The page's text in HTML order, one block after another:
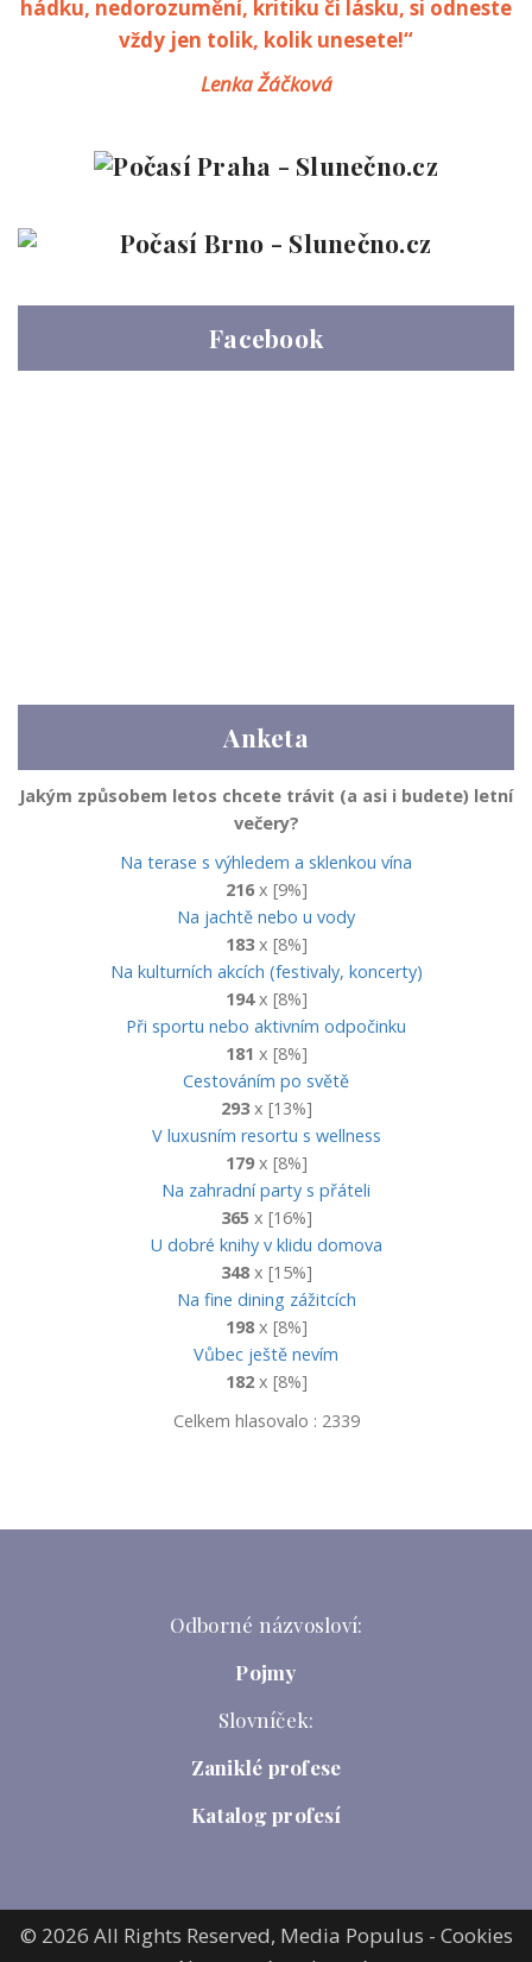
hádku, nedorozumění, kritiku či lásku, si odneste
vždy jen tolik, kolik unesete!“
Lenka Žáčková
Facebook
Anketa
Jakým způsobem letos chcete trávit (a asi i budete) letní
večery?
Na terase s výhledem a sklenkou vína
216x [9%]
Na jachtě nebo u vody
183x [8%]
Na kulturních akcích (festivaly, koncerty)
194x [8%]
Při sportu nebo aktivním odpočinku
181 x [8%]
Cestováním po světě
293x [13%]
V luxusním resortu s wellness
179x [8%]
Na zahradní party s přáteli
365 x [16%]
U dobré knihy v klidu domova
348x [15%]
Na fine dining zážitcích
198x [8%]
Vůbec ještě nevím
182x [8%]
Celkem hlasovalo : 2339
Odborné názvosloví:
Pojmy
Slovníček:
Zaniklé profese
Katalog profesí
© 2026 All Rights Reserved, Media Populus - Cookies